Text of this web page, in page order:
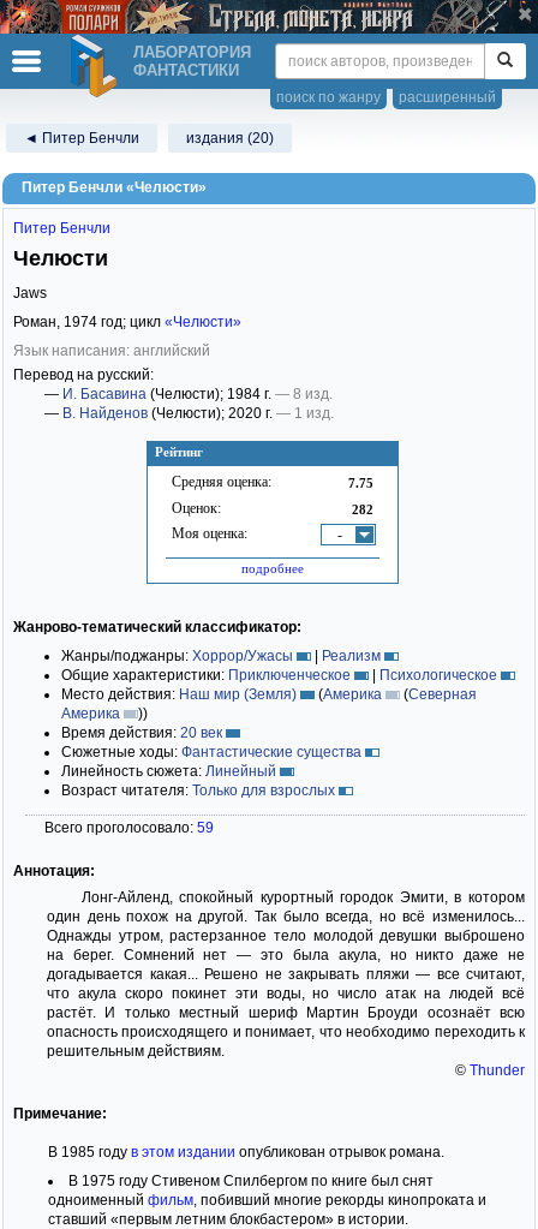
ЛАБОРАТОРИЯ
ФАНТАСТИКИ
расширенный
поиск по жанру
◄ Питер Бенчли издания (20)
Питер Бенчли «Челюсти»
Рейтинг
Средняя оценка: 7.75
Оценок: 282
Моя оценка: -
подробнее
Питер Бенчли
Челюсти
Jaws
Роман, 1974 год; цикл «Челюсти»
Язык написания: английский
Перевод на русский:
— И. Басавина (Челюсти); 1984 г. — 8 изд.
— В. Найденов (Челюсти); 2020 г. — 1 изд.
Жанрово-тематический классификатор:
Жанры/поджанры: Хоррор/Ужасы | Реализм
Общие характеристики: Приключенческое | Психологическое
Место действия: Наш мир (Земля) (Америка (Северная
Америка
))
Время действия: 20 век
Сюжетные ходы: Фантастические существа
Линейность сюжета: Линейный
Возраст читателя: Только для взрослых
Всего проголосовало: 59
Аннотация:
Лонг-Айленд, спокойный курортный городок Эмити, в котором
один день похож на другой. Так было всегда, но всё изменилось...
Однажды утром, растерзанное тело молодой девушки выброшено
на берег. Сомнений нет — это была акула, но никто даже не
догадывается какая... Решено не закрывать пляжи — все считают,
что акула скоро покинет эти воды, но число атак на людей всё
растёт. И только местный шериф Мартин Броуди осознаёт всю
опасность происходящего и понимает, что необходимо переходить к
решительным действиям.
© Thunder
Примечание:
В 1985 году в этом издании опубликован отрывок романа.
В 1975 году Стивеном Спилбергом по книге был снят
одноименный фильм, побивший многие рекорды кинопроката и
ставший «первым летним блокбастером» в истории.